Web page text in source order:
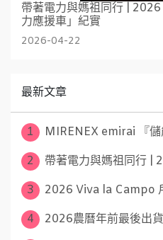
帶著電力與媽祖同行 |
力應援車」紀實
2026-04-22
最新文章
1
MIRENEX emirai 『
2
帶著電力與媽祖同行 |
3
2026 Viva la Campo
4
2026農曆年前最後出